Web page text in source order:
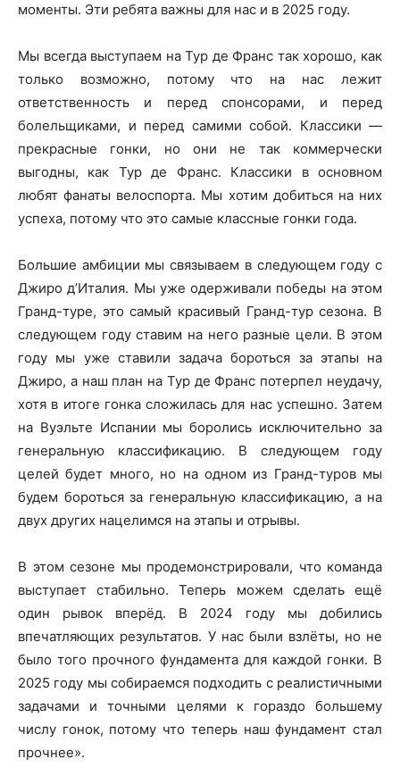
моменты. Эти ребята важны для нас и в 2025 году.
Мы всегда выступаем на Тур де Франс так хорошо, как
только возможно, потому что на нас лежит
ответственность и перед спонсорами, и перед
болельщиками, и перед самими собой. Классики —
прекрасные гонки, но они не так коммерчески
выгодны, как Тур де Франс. Классики в основном
любят фанаты велоспорта. Мы хотим добиться на них
успеха, потому что это самые классные гонки года.
Большие амбиции мы связываем в следующем году с
Джиро д’Италия. Мы уже одерживали победы на этом
Гранд-туре, это самый красивый Гранд-тур сезона. В
следующем году ставим на него разные цели. В этом
году мы уже ставили задача бороться за этапы на
Джиро, а наш план на Тур де Франс потерпел неудачу,
хотя в итоге гонка сложилась для нас успешно. Затем
на Вуэльте Испании мы боролись исключительно за
генеральную классификацию. В следующем году
целей будет много, но на одном из Гранд-туров мы
будем бороться за генеральную классификацию, а на
двух других нацелимся на этапы и отрывы.
В этом сезоне мы продемонстрировали, что команда
выступает стабильно. Теперь можем сделать ещё
один рывок вперёд. В 2024 году мы добились
впечатляющих результатов. У нас были взлёты, но не
было того прочного фундамента для каждой гонки. В
2025 году мы собираемся подходить с реалистичными
задачами и точными целями к гораздо большему
числу гонок, потому что теперь наш фундамент стал
прочнее».